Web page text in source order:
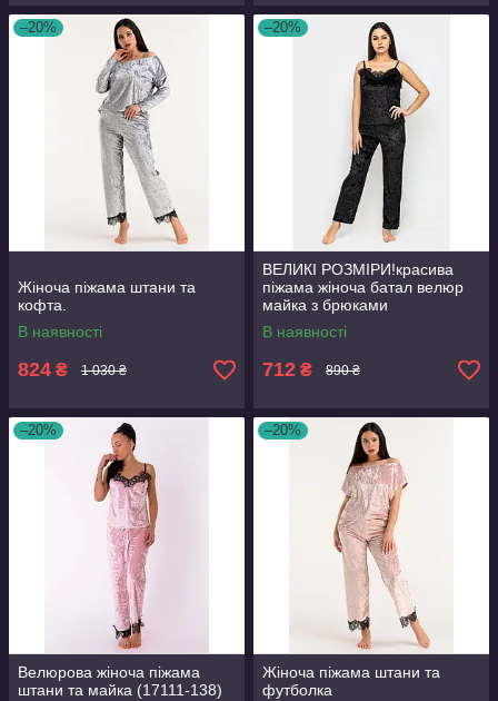
–20%
Жіноча піжама штани та
кофта.
В наявності
824 ₴ 1 030 ₴
–20%
ВЕЛИКІ РОЗМІРИ!красива
піжама жіноча батал велюр
майка з брюками
В наявності
712 ₴ 890 ₴
–20%
Велюрова жіноча піжама
штани та майка (17111-138)
–20%
Жіноча піжама штани та
футболка